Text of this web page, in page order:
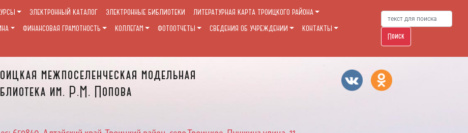
межпоселенческая модельная
им. Р.М. Попова
ЭЛЕКТРОННЫЙ КАТАЛОГ ЭЛЕКТРОННЫЕ БИБЛИОТЕКИ
ЛИТЕРАТУРНАЯ КАРТА ТРОИЦКОГО РАЙОНА
ФИНАНСОВАЯ ГРАМОТНОСТЬ КОЛЛЕГАМ ФОТООТЧЕТЫ СВЕДЕНИЯ ОБ УЧРЕЖДЕНИИ
КОНТАКТЫ
Поиск